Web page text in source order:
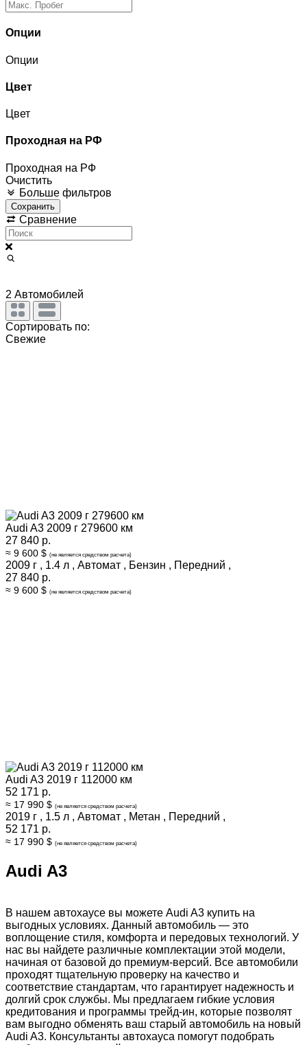
Опции
Опции
Цвет
Цвет
Проходная на РФ
Проходная на РФ
Очистить
Больше фильтров
Сохранить
Сравнение
2 Автомобилей
Сортировать по:
Свежие
Audi A3 2009 г 279600 км
27 840 р.
≈ 9 600 $ (не является средством расчета)
2009 г , 1.4 л , Автомат , Бензин , Передний ,
27 840 р.
≈ 9 600 $ (не является средством расчета)
Audi A3 2019 г 112000 км
52 171 р.
≈ 17 990 $ (не является средством расчета)
2019 г , 1.5 л , Автомат , Метан , Передний ,
52 171 р.
≈ 17 990 $ (не является средством расчета)
Audi A3
В нашем автохаусе вы можете Audi A3 купить на
выгодных условиях. Данный автомобиль — это
воплощение стиля, комфорта и передовых технологий. У
нас вы найдете различные комплектации этой модели,
начиная от базовой до премиум-версий. Все автомобили
проходят тщательную проверку на качество и
соответствие стандартам, что гарантирует надежность и
долгий срок службы. Мы предлагаем гибкие условия
кредитования и программы трейд-ин, которые позволят
вам выгодно обменять ваш старый автомобиль на новый
Audi A3. Консультанты автохауса помогут подобрать